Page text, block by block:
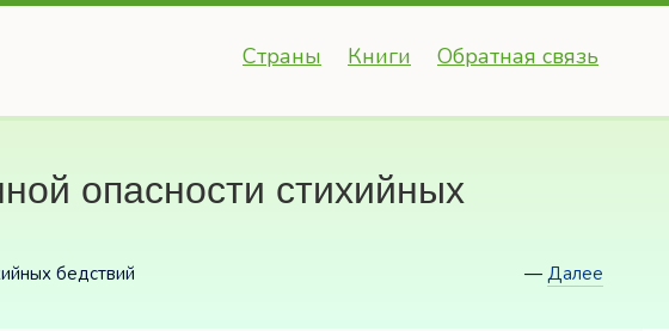
Страны Книги Обратная связь
опасности стихийных
бедствий — Далее